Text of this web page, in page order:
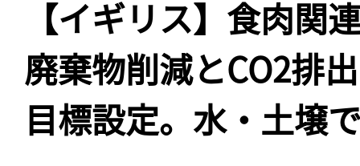
【イギリス】食肉関
廃棄物削減とCO2排
目標設定。水・土壌